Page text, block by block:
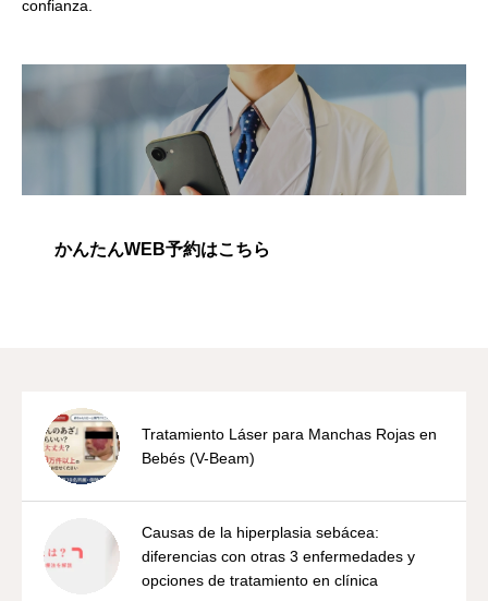
confianza.
かんたんWEB予約はこちら
Tratamiento Láser para Manchas Rojas en
Bebés (V-Beam)
Causas de la hiperplasia sebácea:
diferencias con otras 3 enfermedades y
opciones de tratamiento en clínica